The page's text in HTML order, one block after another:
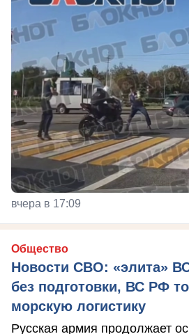
вчера в 17:09
Общество
Новости СВО: «элита»
без подготовки, ВС РФ
морскую логистику
Русская армия продолжает